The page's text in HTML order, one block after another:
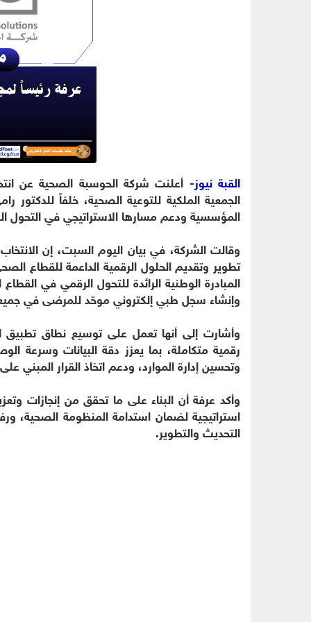
القبة نيوز- أعلنت شركة الحوسبة الصحية عن
الجمعية الملكية للتوعية الصحية، خلفاً
المؤسسية ودعم مسارها الاستراتيجي في التحول
وقالت الشركة، في بيان اليوم السبت، إن
تطوير وتقديم الحلول الرقمية الداعمة للقطاع
المبادرة الوطنية الرائدة للتحول الرقمي في
وإنشاء سجل طبي إلكتروني موحّد للمرضى في
وأشارت إلى أنها تعمل على توسيع نطاق
رقمية متكاملة، بما يعزز دقة البيانات وسرعة
وتحسين إدارة الموارد، ودعم اتخاذ القرار المبني على
وأكد عرفة أن البناء على ما تحقق من إنجازات
استراتيجية لضمان استدامة المنظومة الصحية،
التحديث والتطوير.